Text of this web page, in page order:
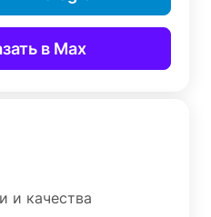
в Max
и качества